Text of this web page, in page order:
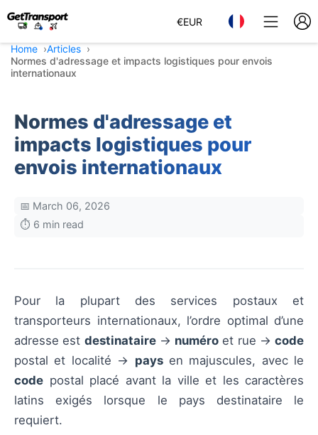
€EUR
Home
Articles
Normes d'adressage et impacts logistiques pour envois
internationaux
Normes d'adressage et
impacts logistiques pour
envois internationaux
📅 March 06, 2026
⏱️ 6 min read
Pour la plupart des services postaux et
transporteurs internationaux, l’ordre optimal d’une
adresse est destinataire→ numéro et rue → code
postal et localité → paysen majuscules, avec le
code postal placé avant la ville et les caractères
latins exigés lorsque le pays destinataire le
requiert.